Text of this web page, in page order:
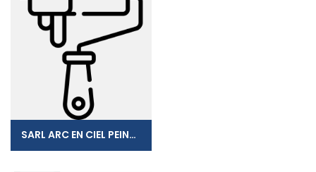
SARL ARC EN CIEL PEINTURE